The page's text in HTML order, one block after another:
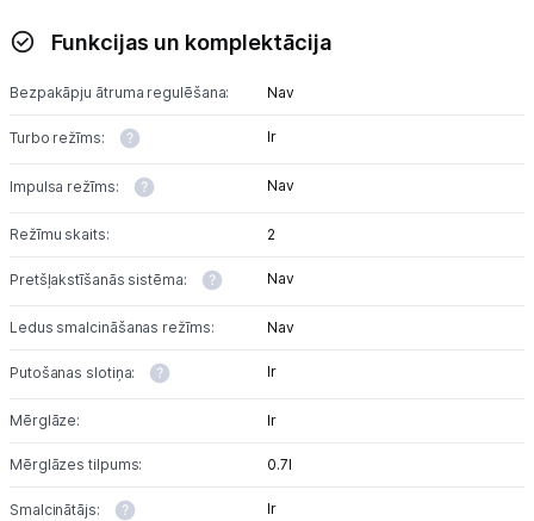
Multivārāmie katli
Vakuuma iepakotāji
Virtuves svari
Ūdens gāzēšanas aparāti
Mazās cepeškrāsnis
Klimata iekārtas
Funkcijas un komplektācija
Bezpakāpju ātruma regulēšana: Nav
Turbo režīms: Ir
Impulsa režīms: Nav
Režīmu skaits: 2
Pretšļakstīšanās sistēma: Nav
Ledus smalcināšanas režīms: Nav
Putošanas slotiņa: Ir
Mērglāze: Ir
Mērglāzes tilpums: 0.7l
Smalcinātājs: Ir